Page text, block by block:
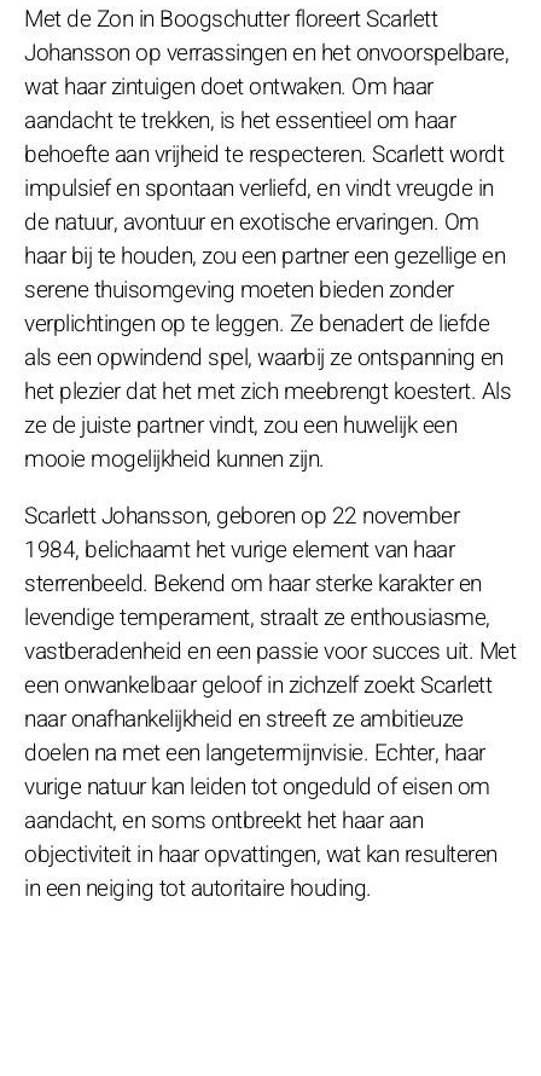
Met de Zon in Boogschutter floreert Scarlett
Johansson op verrassingen en het onvoorspelbare,
wat haar zintuigen doet ontwaken. Om haar
aandacht te trekken, is het essentieel om haar
behoefte aan vrijheid te respecteren. Scarlett wordt
impulsief en spontaan verliefd, en vindt vreugde in
de natuur, avontuur en exotische ervaringen. Om
haar bij te houden, zou een partner een gezellige en
serene thuisomgeving moeten bieden zonder
verplichtingen op te leggen. Ze benadert de liefde
als een opwindend spel, waarbij ze ontspanning en
het plezier dat het met zich meebrengt koestert. Als
ze de juiste partner vindt, zou een huwelijk een
mooie mogelijkheid kunnen zijn.
Scarlett Johansson, geboren op 22 november
1984, belichaamt het vurige element van haar
sterrenbeeld. Bekend om haar sterke karakter en
levendige temperament, straalt ze enthousiasme,
vastberadenheid en een passie voor succes uit. Met
een onwankelbaar geloof in zichzelf zoekt Scarlett
naar onafhankelijkheid en streeft ze ambitieuze
doelen na met een langetermijnvisie. Echter, haar
vurige natuur kan leiden tot ongeduld of eisen om
aandacht, en soms ontbreekt het haar aan
objectiviteit in haar opvattingen, wat kan resulteren
in een neiging tot autoritaire houding.